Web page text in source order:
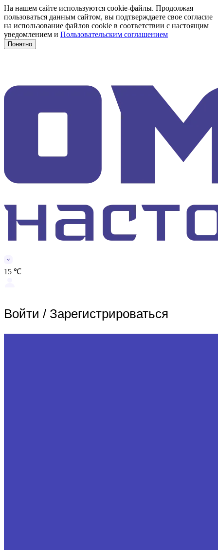
На нашем сайте используются cookie-файлы. Продолжая
пользоваться данным сайтом, вы подтверждаете свое согласие
на использование файлов cookie в соответствии с настоящим
уведомлением и Пользовательским соглашением
Понятно
15 ℃
Войти / Зарегистрироваться